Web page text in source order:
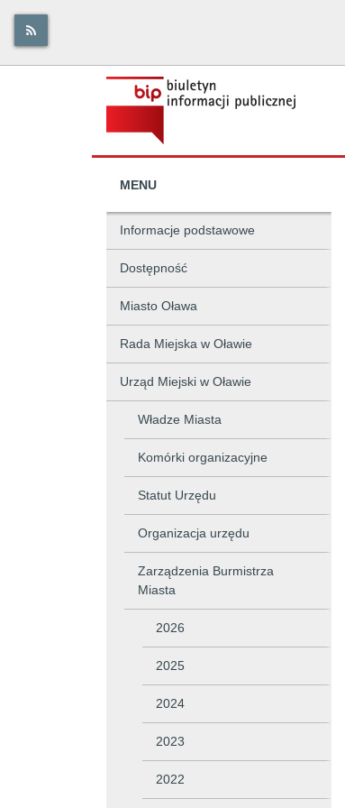
MENU
Informacje podstawowe
Dostępność
Miasto Oława
Rada Miejska w Oławie
Urząd Miejski w Oławie
Władze Miasta
Komórki organizacyjne
Statut Urzędu
Organizacja urzędu
Zarządzenia Burmistrza
Miasta
2026
2025
2024
2023
2022